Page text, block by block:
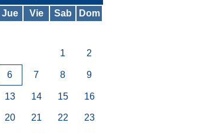
Jue Vie Sab Dom
1 2
6 7 8 9
13 14 15 16
20 21 22 23